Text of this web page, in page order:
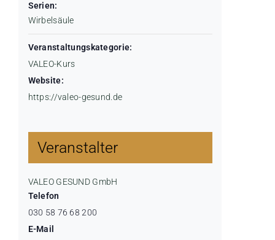
Serien:
Wirbelsäule
Veranstaltungskategorie:
VALEO-Kurs
Website:
https://valeo-gesund.de
Veranstalter
VALEO GESUND GmbH
Telefon
030 58 76 68 200
E-Mail